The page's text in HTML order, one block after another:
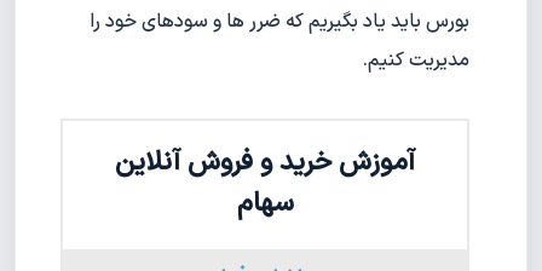
بورس باید یاد بگیریم که ضرر ها و سودهای خود را
مدیریت کنیم.
آموزش خرید و فروش آنلاین
سهام